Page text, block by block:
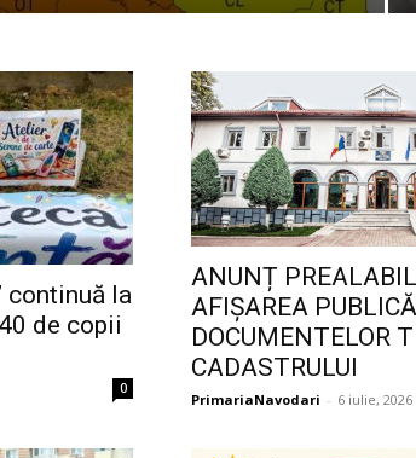
continuă la
de copii
0
ANUNȚ
AFIȘAREA
DOCUMENTELOR
CADASTRULUI
PrimariaNavodari - 6 iulie, 2026